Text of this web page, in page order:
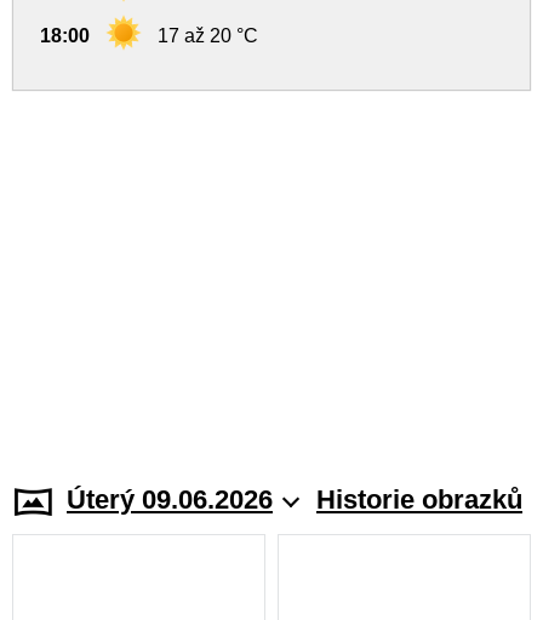
18:00 17 až 20 °C
Úterý 09.06.2026 Historie obrazků